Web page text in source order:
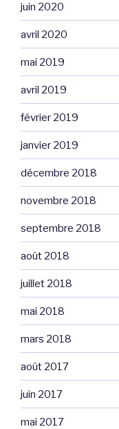
juin 2020
avril 2020
mai 2019
avril 2019
février 2019
janvier 2019
décembre 2018
novembre 2018
septembre 2018
août 2018
juillet 2018
mai 2018
mars 2018
août 2017
juin 2017
mai 2017